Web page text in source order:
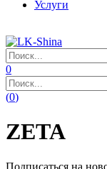
Услуги
0
(0)
ZETA
Подписаться на